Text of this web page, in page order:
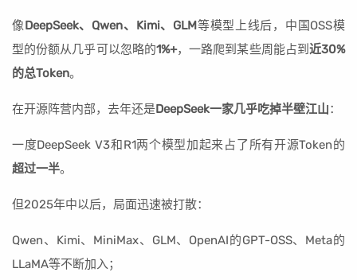
像DeepSeek、Qwen、Kimi、GLM等模型上线后，中国OSS模
型的份额从几乎可以忽略的1%+，一路爬到某些周能占到 近30%
的总Token。
在开源阵营内部，去年还是DeepSeek一家几乎吃掉半壁江山：
一度DeepSeek V3和R1两个模型加起来占了所有开源Token的
超过一半。
但2025年中以后，局面迅速被打散：
Qwen、Kimi、MiniMax、GLM、OpenAI的GPT-OSS、Meta的
LLaMA等不断加入；